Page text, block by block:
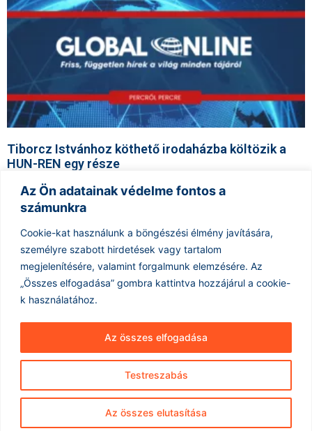
Az Ön adatainak védelme fontos a
számunkra
Cookie-kat használunk a böngészési élmény javítására,
személyre szabott hirdetések vagy tartalom
megjelenítésére, valamint forgalmunk elemzésére. Az
„Összes elfogadása” gombra kattintva hozzájárul a cookie-
k használatához.
Testreszabás
Az összes elutasítása
Az összes elfogadása
Tiborcz Istvánhoz köthető irodaházba költözik a
HUN-REN egy része
A HUN-REN vállalat egy része hamarosan új irodaházba költözik,
amely Tiborcz István üzleti érdekeltségeihez kapcsolódik. Az
érintett munkatársaknak 2026 májusának közepétől végéig kell
Tovább olvasom »
« Előző 1 2 3 … 11 Következő »
Hírarchívum Impresszum
ÁSZF
Adatkezelés